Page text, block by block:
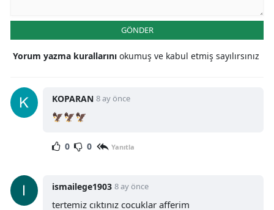
GÖNDER
Yorum yazma kurallarını okumuş ve kabul etmiş sayılırsınız
KOPARAN 8 ay önce
🦅🦅🦅
0 0 Yanıtla
ismailege1903 8 ay önce
tertemiz cıktınız cocuklar afferim